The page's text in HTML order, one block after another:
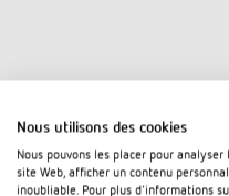
Manuel
Nous utilisons des cookies
Nous pouvons les placer pour
site Web, afficher un contenu
inoubliable. Pour plus d'informations